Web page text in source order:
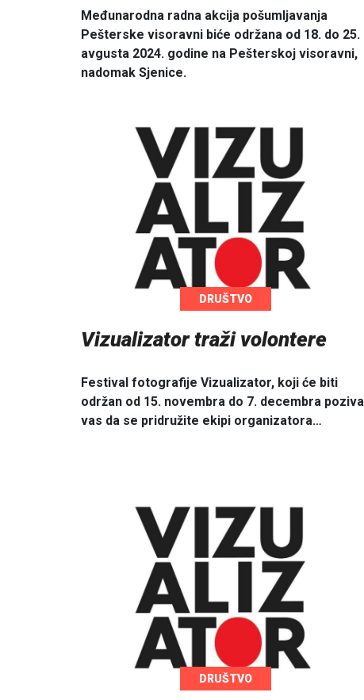
Međunarodna radna akcija pošumljavanja
Pešterske visoravni biće održana od 18. do 25.
avgusta 2024. godine na Pešterskoj visoravni,
nadomak Sjenice.
DRUŠTVO
Vizualizator traži volontere
Festival fotografije Vizualizator, koji će biti
održan od 15. novembra do 7. decembra poziva
vas da se pridružite ekipi organizatora…
DRUŠTVO